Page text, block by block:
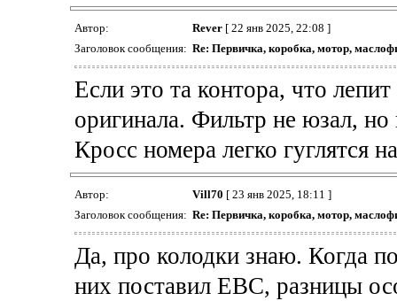
Автор: Rever[ 22 янв 2025, 22:08 ]
Заголовок сообщения: Re: Первичка, коробка, мотор,
Если это та контора, что
оригинала. Фильтр не юзал, но
Кросс номера легко гуглятся
Автор: Vill70 [ 23 янв 2025, 18:11 ]
Заголовок сообщения: Re: Первичка, коробка, мотор,
Да, про колодки знаю. Когда
них поставил ЕВС, разницы